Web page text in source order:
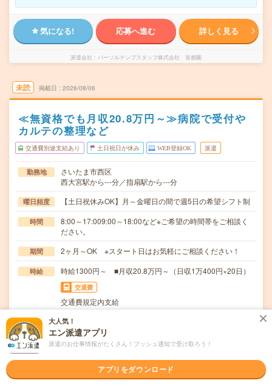
気になる! 応募へ進む 詳しく見る
派遣会社 パーソルテンプスタッフ株式会社 首都圏
未読 掲載日 2026/08/06
≪無資格でも月収20.8万円～≫病院で受付や
カルテの整理など
交通費別途支給あり 土日祝日が休み WEB登録OK 派遣
勤務地
さいたま市西区
西大宮駅から---分／指扇駅から---分
曜日頻度 【土日祝休みOK】月～金曜日の間で週5日の希望シフト制
時間
8:00～17:009:00～18:00など※ご希望の時間帯をご相談く
ださい。
期間 2ヶ月～OK ※スタート日はお気軽にご相談ください！
時給 時給1300円～ ■月収20.8万円～（日収1万400円×20日）
交通費
交通費規定内支給
仕事内容
／看護師さん、お医者さんの“縁の下の力持ち”医療事務の
お仕事になります！＼▽具体的には…・受付で患者…
応募資格
ブランクOK / パソコンスキル不要 / 英語力不要
※履歴書不要・来社不要で電話相談もOK！少しでも気にな
る方は是非応募をお待ちしております！＼応募後の…
大人気！
エン派遣アプリ
派遣のお仕事情報がたくさん！プッシュ通知で受け取ろう！
アプリをダウンロード